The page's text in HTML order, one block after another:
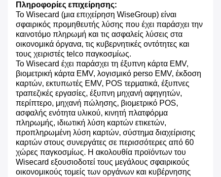
Πληροφορίες επιχείρησης:
Το Wisecard (μια επιχείρηση WiseGroup) είναι
σφαιρικός προμηθευτής λύσης που έχει παράσχει την
καινοτόμο πληρωμή και τις ασφαλείς λύσεις στα
οικονομικά όργανα, τις κυβερνητικές οντότητες και
τους χειριστές telco παγκοσμίως.
Το Wisecard έχει παράσχει τη έξυπνη κάρτα EMV,
βιομετρική κάρτα EMV, λογισμικό perso EMV, έκδοση
καρτών, εκτυπωτές EMV, POS τερματικά, έξυπνες
τραπεζικές εργασίες, έξυπνη μηχανή αφηγητών,
περίπτερο, μηχανή πώλησης, βιομετρικό POS,
ασφαλής ενότητα υλικού, κινητή πλατφόρμα
πληρωμής, ιδιωτική λύση καρτών ετικετών,
προπληρωμένη λύση καρτών, σύστημα διαχείρισης
καρτών στους συνεργάτες σε περισσότερες από 60
χώρες παγκοσμίως. Η ακολουθία προϊόντων του
Wisecard εξουσιοδοτεί τους μεγάλους σφαιρικούς
οικονομικούς τομείς των οργάνων και κυβέρνησης